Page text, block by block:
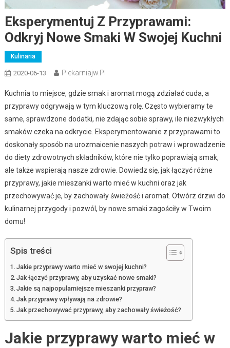
Eksperymentuj Z Przyprawami:
Odkryj Nowe Smaki W Swojej Kuchni
Kulinaria
2020-06-13 Piekarniajw.pl
Kuchnia to miejsce, gdzie smak i aromat mogą zdziałać cuda, a
przyprawy odgrywają w tym kluczową rolę. Często wybieramy te
same, sprawdzone dodatki, nie zdając sobie sprawy, ile niezwykłych
smaków czeka na odkrycie. Eksperymentowanie z przyprawami to
doskonały sposób na urozmaicenie naszych potraw i wprowadzenie
do diety zdrowotnych składników, które nie tylko poprawiają smak,
ale także wspierają nasze zdrowie. Dowiedz się, jak łączyć różne
przyprawy, jakie mieszanki warto mieć w kuchni oraz jak
przechowywać je, by zachowały świeżość i aromat. Otwórz drzwi do
kulinarnej przygody i pozwól, by nowe smaki zagościły w Twoim
domu!
Spis treści
Jakie przyprawy warto mieć w swojej kuchni?
Jak łączyć przyprawy, aby uzyskać nowe smaki?
Jakie są najpopularniejsze mieszanki przypraw?
Jak przyprawy wpływają na zdrowie?
Jak przechowywać przyprawy, aby zachowały świeżość?
Jakie przyprawy warto mieć w